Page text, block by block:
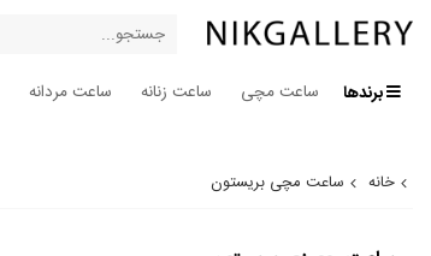
برندها ساعت مچی ساعت زنانه ساعت مردانه
خانه ساعت مچی بریستون